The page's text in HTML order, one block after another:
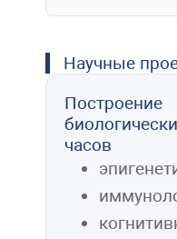
Научные
Построение
часов